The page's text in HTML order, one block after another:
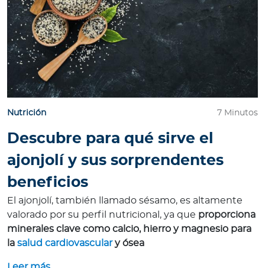
Nutrición 7 Minutos
Descubre para qué sirve el
ajonjolí y sus sorprendentes
beneficios
El ajonjolí, también llamado sésamo, es altamente
valorado por su perfil nutricional, ya que proporciona
minerales clave como calcio, hierro y magnesio para
la salud cardiovasculary ósea